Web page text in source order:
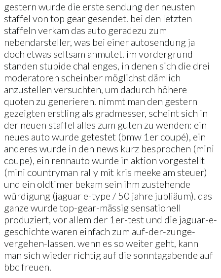
gestern wurde die erste sendung der neusten
staffel von top gear gesendet. bei den letzten
staffeln verkam das auto geradezu zum
nebendarsteller, was bei einer autosendung ja
doch etwas seltsam anmutet. im vordergrund
standen stupide challenges, in denen sich die drei
moderatoren scheinber möglichst dämlich
anzustellen versuchten, um dadurch höhere
quoten zu generieren. nimmt man den gestern
gezeigten erstling als gradmesser, scheint sich in
der neuen staffel alles zum guten zu wenden: ein
neues auto wurde getestet (bmw 1er coupé), ein
anderes wurde in den news kurz besprochen (mini
coupe), ein rennauto wurde in aktion vorgestellt
(mini countryman rally mit kris meeke am steuer)
und ein oldtimer bekam sein ihm zustehende
würdigung (jaguar e-type / 50 jahre jubliäum). das
ganze wurde top-gear-mässig sensationell
produziert, vor allem der 1er-test und die jaguar-e-
geschichte waren einfach zum auf-der-zunge-
vergehen-lassen. wenn es so weiter geht, kann
man sich wieder richtig auf die sonntagabende auf
bbc freuen.